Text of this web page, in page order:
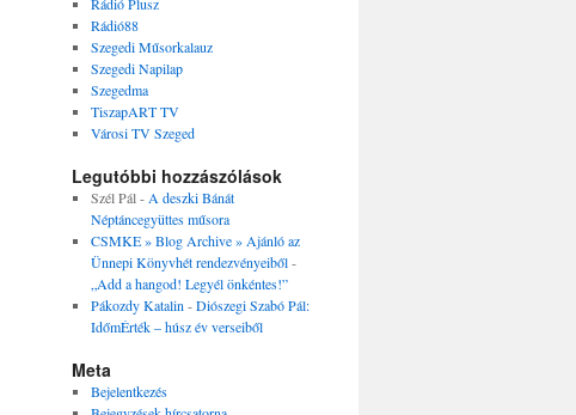
Rádió88
Szegedi Műsorkalauz
Szegedi Napilap
Szegedma
TiszapART TV
Városi TV Szeged
Legutóbbi hozzászólások
Szél Pál- A deszki Bánát
Néptáncegyüttes műsora
CSMKE » Blog Archive » Ajánló az
Ünnepi Könyvhét rendezvényeiből-
„Add a hangod! Legyél önkéntes!”
Pákozdy Katalin -Diószegi Szabó Pál:
IdőmÉrték – húsz év verseiből
Meta
Bejelentkezés